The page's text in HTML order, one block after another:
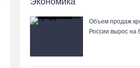
Объем продаж
России вырос на